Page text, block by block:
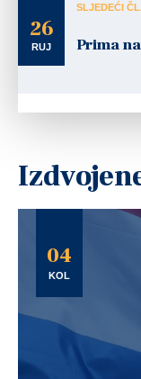
26
RUJ
SLJEDEĆI
Prima
04
KOL